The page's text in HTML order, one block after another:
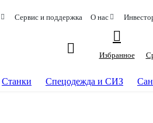
Сервис и поддержка О нас
Избранное
Станки Спецодежда и СИЗ